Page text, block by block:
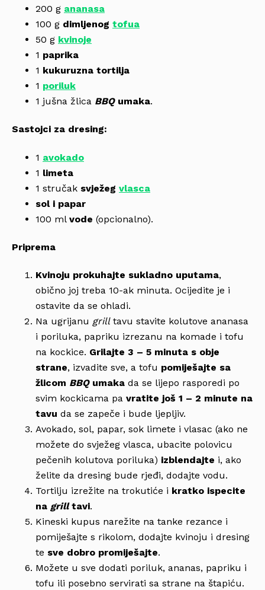
200 g ananasa
100 g dimljenog tofua
50 g kvinoje
1 paprika
1 kukuruzna tortilja
1 poriluk
1 jušna žlica BBQumaka.
Sastojci za dresing:
1 avokado
1 limeta
1 stručak svježeg vlasca
sol i papar
100 ml vode (opcionalno).
Priprema
Kvinoju prokuhajte sukladno uputama,
obično joj treba 10-ak minuta. Ocijedite je i
ostavite da se ohladi.
Na ugrijanu grilltavu stavite kolutove ananasa
i poriluka, papriku izrezanu na komade i tofu
na kockice. Grilajte 3 – 5 minuta s obje
strane, izvadite sve, a tofu pomiješajte sa
žlicom BBQumaka da se lijepo rasporedi po
svim kockicama pa vratite još 1 – 2 minute na
tavu da se zapeče i bude ljepljiv.
Avokado, sol, papar, sok limete i vlasac (ako ne
možete do svježeg vlasca, ubacite polovicu
pečenih kolutova poriluka) izblendajte i, ako
želite da dresing bude rjeđi, dodajte vodu.
Tortilju izrežite na trokutiće i kratko ispecite
na grilltavi.
Kineski kupus narežite na tanke rezance i
pomiješajte s rikolom, dodajte kvinoju i dresing
te sve dobro promiješajte.
Možete u sve dodati poriluk, ananas, papriku i
tofu ili posebno servirati sa strane na štapiću.